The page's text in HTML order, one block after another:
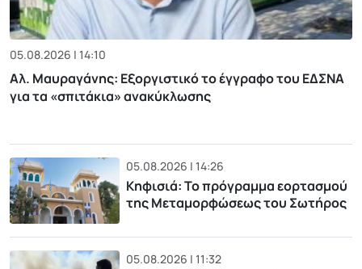
05.08.2026 | 14:10
Αλ. Μαυραγάνης: Εξοργιστικό το έγγραφο του ΕΔΣΝΑ
για τα «σπιτάκια» ανακύκλωσης
05.08.2026 | 14:26
Κηφισιά: Το πρόγραμμα εορτασμού
της Μεταμορφώσεως του Σωτήρος
05.08.2026 | 11:32